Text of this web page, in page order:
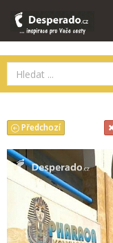
Předchozí